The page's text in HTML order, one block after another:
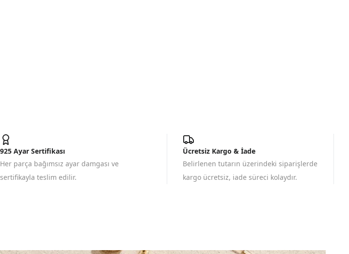
925 Ayar Sertifikası
Her parça bağımsız ayar damgası ve
sertifikayla teslim edilir.
Ücretsiz Kargo & İade
Belirlenen tutarın üzerindeki siparişlerde
kargo ücretsiz, iade süreci kolaydır.